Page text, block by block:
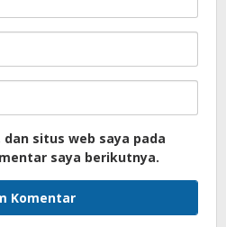
dan situs web saya pada
saya berikutnya.